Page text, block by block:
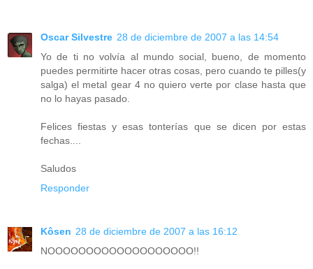
Oscar Silvestre 28 de diciembre de 2007 a las 14:54
Yo de ti no volvía al mundo social, bueno, de momento
puedes permitirte hacer otras cosas, pero cuando te pilles(y
salga) el metal gear 4 no quiero verte por clase hasta que
no lo hayas pasado.
Felices fiestas y esas tonterías que se dicen por estas
fechas....
Saludos
Responder
Kôsen 28 de diciembre de 2007 a las 16:12
NOOOOOOOOOOOOOOOOOOO!!